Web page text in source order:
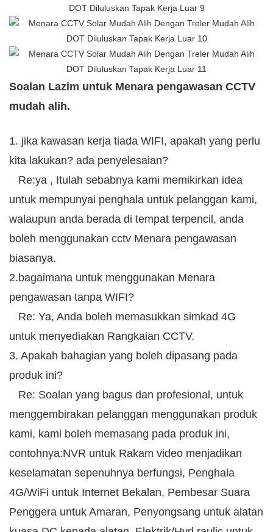
Soalan Lazim untuk Menara pengawasan CCTV
mudah alih.
1. jika kawasan kerja tiada WIFI, apakah yang perlu
kita lakukan? ada penyelesaian?
Re:ya , Itulah sebabnya kami memikirkan idea
untuk mempunyai penghala untuk pelanggan kami,
walaupun anda berada di tempat terpencil, anda
boleh menggunakan cctv Menara pengawasan
biasanya.
2.bagaimana untuk menggunakan Menara
pengawasan tanpa WIFI?
Re: Ya, Anda boleh memasukkan simkad 4G
untuk menyediakan Rangkaian CCTV.
3. Apakah bahagian yang boleh dipasang pada
produk ini?
Re: Soalan yang bagus dan profesional, untuk
menggembirakan pelanggan menggunakan produk
kami, kami boleh memasang pada produk ini,
contohnya:NVR untuk Rakam video menjadikan
keselamatan sepenuhnya berfungsi, Penghala
4G/WiFi untuk Internet Bekalan, Pembesar Suara
Penggera untuk Amaran, Penyongsang untuk alatan